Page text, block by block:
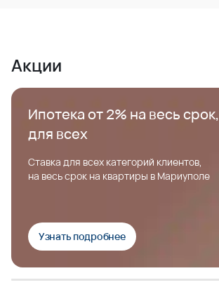
Акции
Ипотека от 2% на весь срок,
для всех
Ставка для всех категорий клиентов,
на весь срок на квартиры в Мариуполе
Узнать подробнее